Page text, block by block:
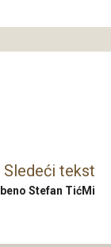
Sledeći tekst
Stefan TićMi